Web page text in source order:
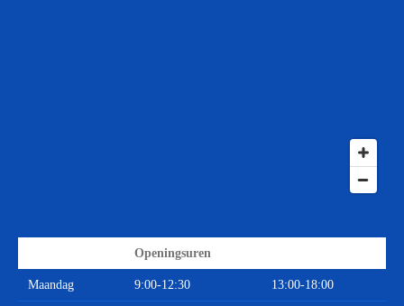
Openingsuren
Maandag 9:00-12:30 13:00-18:00